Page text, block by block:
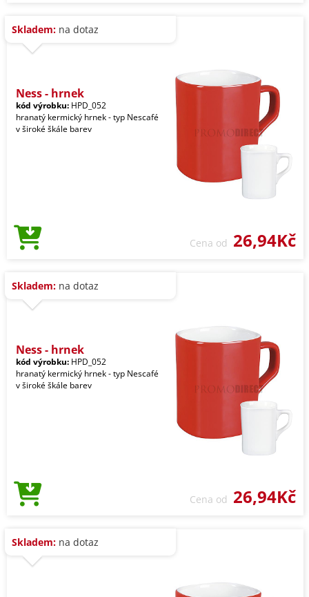
Skladem: na dotaz
Ness - hrnek
kód výrobku: HPD_052
hranatý kermický hrnek - typ Nescafé
v široké škále barev
Cena od 26,94Kč
Skladem: na dotaz
Ness - hrnek
kód výrobku: HPD_052
hranatý kermický hrnek - typ Nescafé
v široké škále barev
Cena od 26,94Kč
Skladem: na dotaz